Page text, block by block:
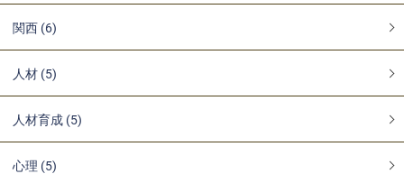
関西 (6)
人材 (5)
人材育成 (5)
心理 (5)